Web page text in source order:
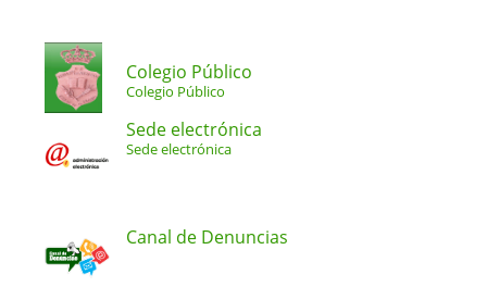
Colegio Público
Colegio Público
Sede electrónica
Sede electrónica
Canal de Denuncias